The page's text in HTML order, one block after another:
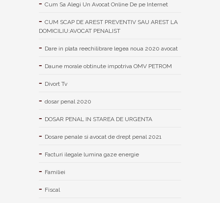
Cum Sa Alegi Un Avocat Online De pe Internet
CUM SCAP DE AREST PREVENTIV SAU AREST LA
DOMICILIU:AVOCAT PENALIST
Dare in plata reechilibrare legea noua 2020 avocat
Daune morale obtinute impotriva OMV PETROM
Divort Tv
dosar penal 2020
DOSAR PENAL IN STAREA DE URGENTA
Dosare penale si avocat de drept penal 2021
Facturi ilegale lumina gaze energie
Familiei
Fiscal